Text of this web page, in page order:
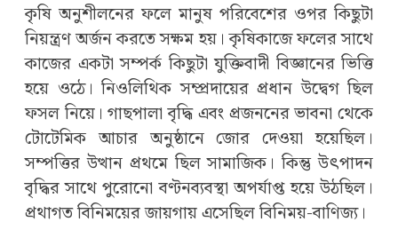
কৃষি অনুশীলনের ফলে মানুষ পরিবেশের ওপর কিছুটা
নিয়ন্ত্রণ অর্জন করতে সক্ষম হয়। কৃষিকাজে ফলের সাথে
কাজের একটা সম্পর্ক কিছুটা যুক্তিবাদী বিজ্ঞানের ভিত্তি
হয়ে ওঠে। নিওলিথিক সম্প্রদায়ের প্রধান উদ্বেগ ছিল
ফসল নিয়ে। গাছপালা বৃদ্ধি এবং প্রজননের ভাবনা থেকে
টোটেমিক আচার অনুষ্ঠানে জোর দেওয়া হয়েছিল।
সম্পত্তির উত্থান প্রথমে ছিল সামাজিক। কিন্তু উৎপাদন
বৃদ্ধির সাথে পুরোনো বণ্টনব্যবস্থা অপর্যাপ্ত হয়ে উঠছিল।
প্রথাগত বিনিময়ের জায়গায় এসেছিল বিনিময়-বাণিজ্য।